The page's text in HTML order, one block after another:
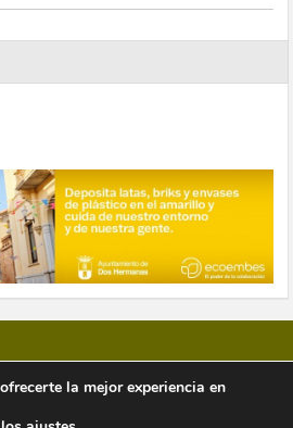
Periódico Digital
la mejor experiencia en